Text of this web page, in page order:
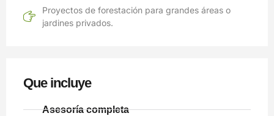
Proyectos de forestación para grandes áreas o
jardines privados.
Que incluye
Asesoría completa